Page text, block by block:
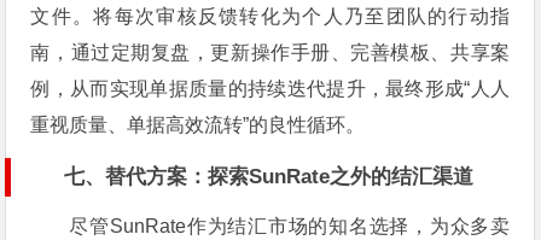
文件。将每次审核反馈转化为个人乃至团队的行动指
南，通过定期复盘，更新操作手册、完善模板、共享案
例，从而实现单据质量的持续迭代提升，最终形成“人人
重视质量、单据高效流转”的良性循环。
七、替代方案：探索SunRate之外的结汇渠道
尽管SunRate作为结汇市场的知名选择，为众多卖